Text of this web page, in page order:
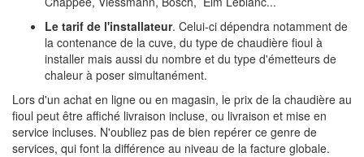
Le tarif de l'installateur. Celui-ci dépendra notamment de
la contenance de la cuve, du type de chaudière fioul à
installer mais aussi du nombre et du type d'émetteurs de
chaleur à poser simultanément.
Lors d'un achat en ligne ou en magasin, le prix de la chaudière au
fioul peut être affiché livraison incluse, ou livraison et mise en
service incluses. N'oubliez pas de bien repérer ce genre de
services, qui font la différence au niveau de la facture globale.